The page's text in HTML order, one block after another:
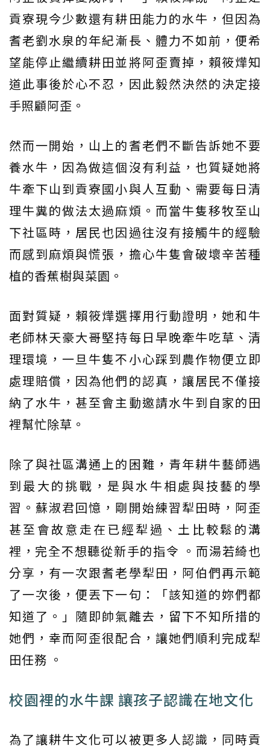
貢寮現今少數還有耕田能力的水牛，但因為
耆老劉水泉的年紀漸長、體力不如前，便希
望能停止繼續耕田並將阿歪賣掉，賴筱燁知
道此事後於心不忍，因此毅然決然的決定接
手照顧阿歪。
然而一開始，山上的耆老們不斷告訴她不要
養水牛，因為做這個沒有利益，也質疑她將
牛牽下山到貢寮國小與人互動、需要每日清
理牛糞的做法太過麻煩。而當牛隻移牧至山
下社區時，居民也因過往沒有接觸牛的經驗
而感到麻煩與慌張，擔心牛隻會破壞辛苦種
植的香蕉樹與菜園。
面對質疑，賴筱燁選擇用行動證明，她和牛
老師林天豪大哥堅持每日早晚牽牛吃草、清
理環境，一旦牛隻不小心踩到農作物便立即
處理賠償，因為他們的認真，讓居民不僅接
納了水牛，甚至會主動邀請水牛到自家的田
裡幫忙除草。
除了與社區溝通上的困難，青年耕牛藝師遇
到最大的挑戰，是與水牛相處與技藝的學
習。蘇淑君回憶，剛開始練習犁田時，阿歪
甚至會故意走在已經犁過、土比較鬆的溝
裡，完全不想聽從新手的指令 。而湯若綺也
分享，有一次跟耆老學犁田，阿伯們再示範
了一次後，便丟下一句：「該知道的妳們都
知道了。」隨即帥氣離去，留下不知所措的
她們，幸而阿歪很配合，讓她們順利完成犁
田任務 。
校園裡的水牛課 讓孩子認識在地文化
為了讓耕牛文化可以被更多人認識，同時貢